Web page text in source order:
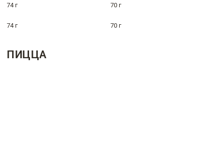
74 г 70 г
74 г 70 г
ПИЦЦА